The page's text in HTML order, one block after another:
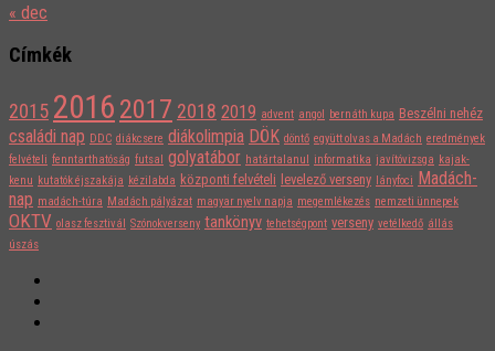
« dec
Címkék
2015 2016 2017 2018 2019 advent angol bernáth kupa Beszélni nehéz
családi nap DDC diákcsere diákolimpia DÖK döntő együtt olvas a Madách eredmények
felvételi fenntarthatóság futsal golyatábor határtalanul informatika javítóvizsga kajak-
kenu kutatók éjszakája kézilabda központi felvételi levelező verseny lányfoci Madách-
nap madách-túra Madách pályázat magyar nyelv napja megemlékezés nemzeti ünnepek
OKTV olasz fesztivál Szónokverseny tankönyv tehetségpont verseny vetélkedő állás
úszás